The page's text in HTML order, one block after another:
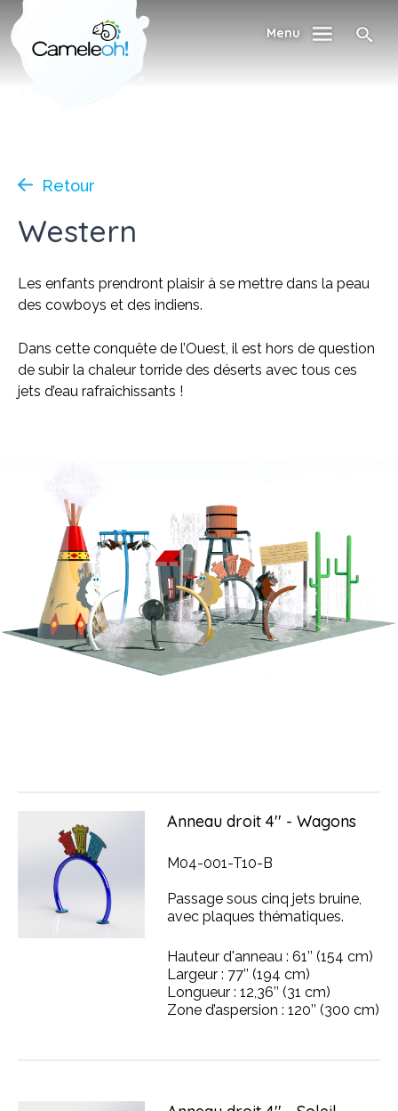
Menu
Retour
Western
Les enfants prendront plaisir à se mettre dans la peau
des cowboys et des indiens.
Dans cette conquête de l’Ouest, il est hors de question
de subir la chaleur torride des déserts avec tous ces
jets d’eau rafraîchissants !
Anneau droit 4'' - Wagons
M04-001-T10-B
Passage sous cinq jets bruine,
avec plaques thématiques.
Hauteur d'anneau : 61’’ (154 cm)
Largeur : 77’’ (194 cm)
Longueur : 12,36’’ (31 cm)
Zone d’aspersion : 120’’ (300 cm)